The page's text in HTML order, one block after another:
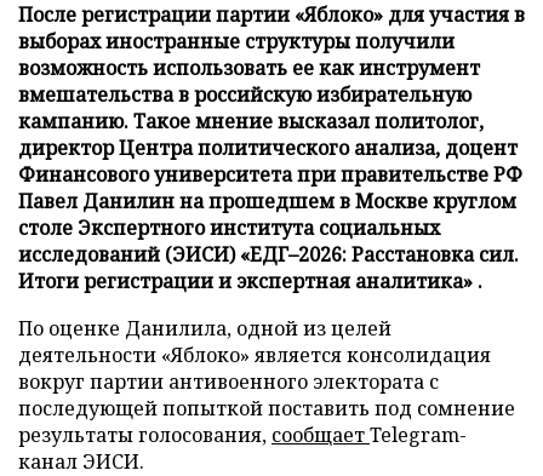
После регистрации партии «Яблоко» для участия в
выборах иностранные структуры получили
возможность использовать ее как инструмент
вмешательства в российскую избирательную
кампанию. Такое мнение высказал политолог,
директор Центра политического анализа, доцент
Финансового университета при правительстве РФ
Павел Данилин на прошедшем в Москве круглом
столе Экспертного института социальных
исследований (ЭИСИ) «ЕДГ–2026: Расстановка сил.
Итоги регистрации и экспертная аналитика» .
По оценке Данилила, одной из целей
деятельности «Яблоко» является консолидация
вокруг партии антивоенного электората с
последующей попыткой поставить под сомнение
результаты голосования, сообщаетTelegram-
канал ЭИСИ.